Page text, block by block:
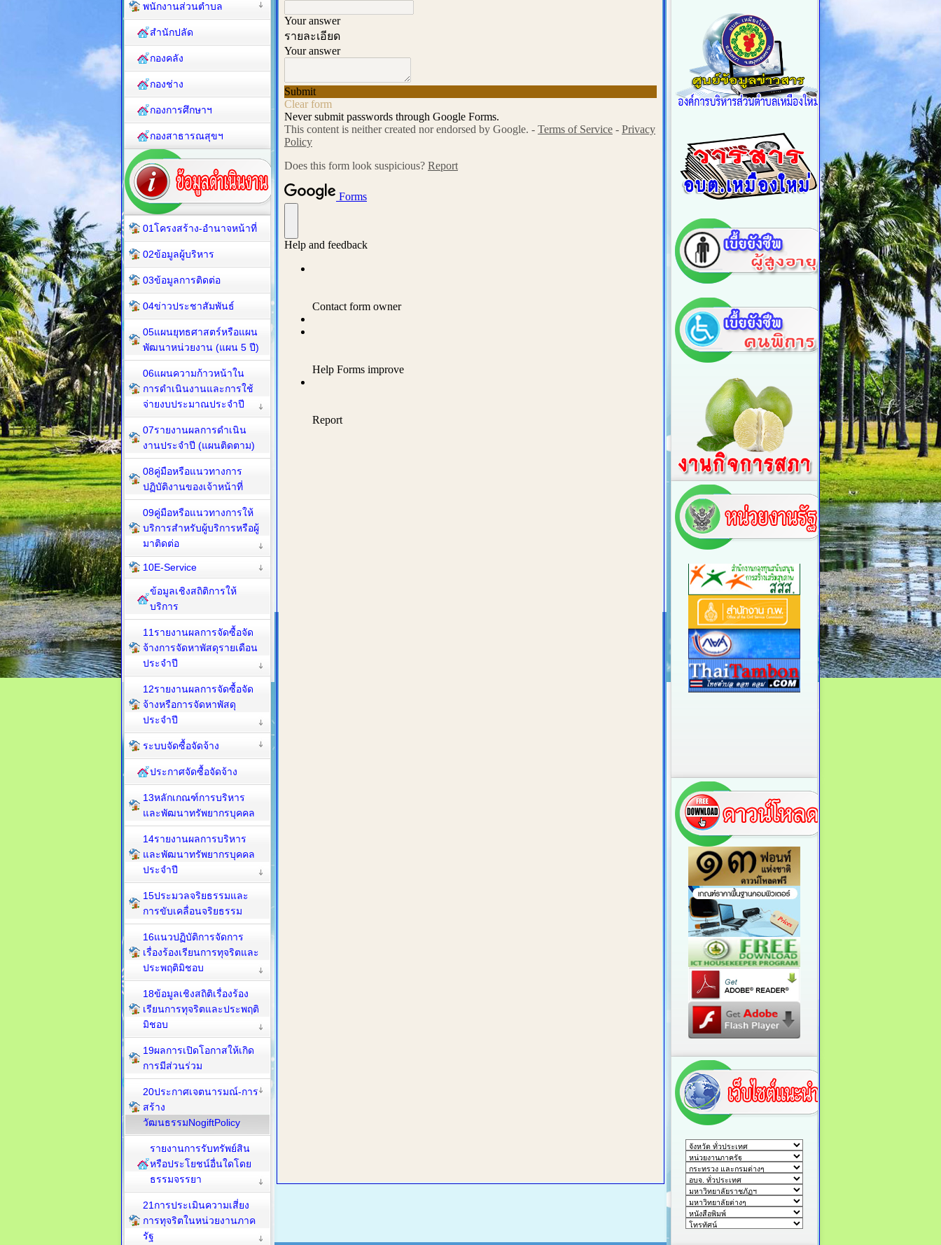
พนักงานส่วนตำบล
สำนักปลัด
กองคลัง
กองช่าง
กองการศึกษาฯ
กองสาธารณสุขฯ
01โครงสร้าง-อำนาจหน้าที่
02ข้อมูลผู้บริหาร
03ข้อมูลการติดต่อ
04ข่าวประชาสัมพันธ์
05แผนยุทธศาสตร์หรือแผน
พัฒนาหน่วยงาน (แผน 5 ปี)
06แผนความก้าวหน้าใน
การดำเนินงานและการใช้
จ่ายงบประมาณประจำปี
07รายงานผลการดำเนิน
งานประจำปี (แผนติดตาม)
08คู่มือหรือแนวทางการ
ปฏิบัติงานของเจ้าหน้าที่
09คู่มือหรือแนวทางการให้
บริการสำหรับผู้บริการหรือผู้
มาติดต่อ
10E-Service
ข้อมูลเชิงสถิติการให้
บริการ
11รายงานผลการจัดซื้อจัด
จ้างการจัดหาพัสดุรายเดือน
ประจำปี
12รายงานผลการจัดซื้อจัด
จ้างหรือการจัดหาพัสดุ
ประจำปี
ระบบจัดซื้อจัดจ้าง
ประกาศจัดซื้อจัดจ้าง
13หลักเกณฑ์การบริหาร
และพัฒนาทรัพยากรบุคคล
14รายงานผลการบริหาร
และพัฒนาทรัพยากรบุคคล
ประจำปี
15ประมวลจริยธรรมและ
การขับเคลื่อนจริยธรรม
16แนวปฏิบัติการจัดการ
เรื่องร้องเรียนการทุจริตและ
ประพฤติมิชอบ
18ข้อมูลเชิงสถิติเรื่องร้อง
เรียนการทุจริตและประพฤติ
มิชอบ
19ผลการเปิดโอกาสให้เกิด
การมีส่วนร่วม
20ประกาศเจตนารมณ์-การ
สร้าง
วัฒนธรรมNogiftPolicy
รายงานการรับทรัพย์สิน
หรือประโยชน์อื่นใดโดย
ธรรมจรรยา
21การประเมินความเสี่ยง
การทุจริตในหน่วยงานภาค
รัฐ